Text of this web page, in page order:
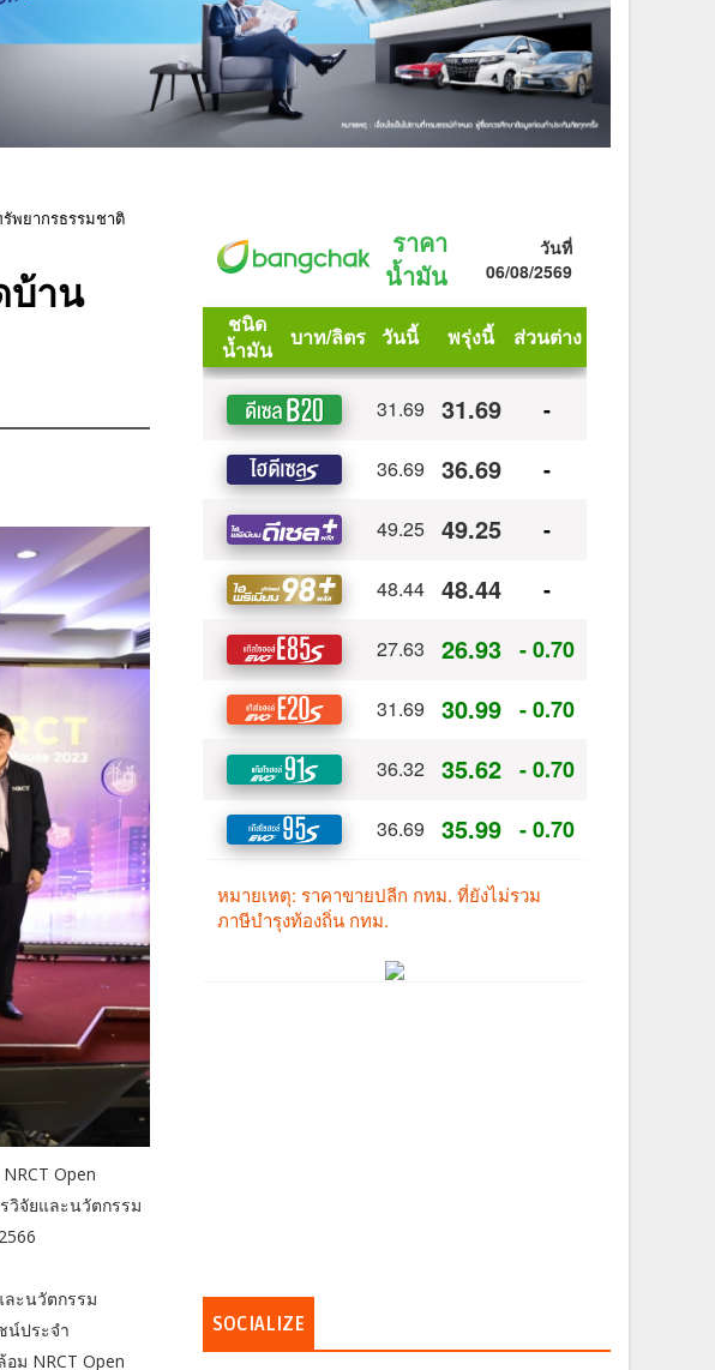
รัพยากรธรรมชาติ
บ้าน
Open
วิจัยและนวัตกรรม
ะนวัตกรรม
น์ประจำ
ม NRCT Open
SOCIALIZE